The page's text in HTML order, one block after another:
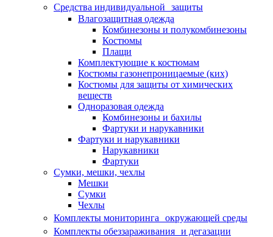
Средства индивидуальной защиты
Влагозащитная одежда
Комбинезоны и полукомбинезоны
Костюмы
Плащи
Комплектующие к костюмам
Костюмы газонепроницаемые (ких)
Костюмы для защиты от химических
веществ
Одноразовая одежда
Комбинезоны и бахилы
Фартуки и нарукавники
Фартуки и нарукавники
Нарукавники
Фартуки
Сумки, мешки, чехлы
Мешки
Сумки
Чехлы
Комплекты мониторинга окружающей среды
Комплекты обеззараживания и дегазации